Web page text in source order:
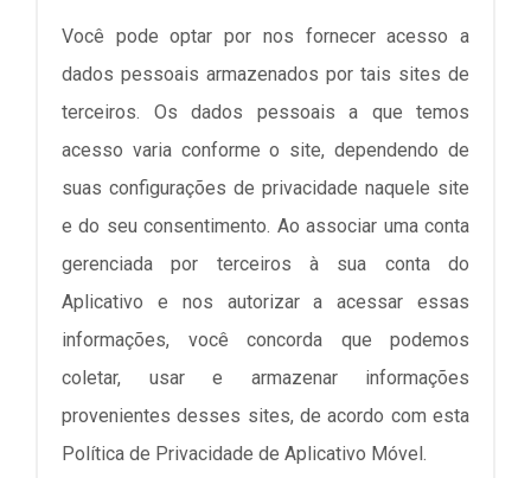
Você pode optar por nos fornecer acesso a
dados pessoais armazenados por tais sites de
terceiros. Os dados pessoais a que temos
acesso varia conforme o site, dependendo de
suas configurações de privacidade naquele site
e do seu consentimento. Ao associar uma conta
gerenciada por terceiros à sua conta do
Aplicativo e nos autorizar a acessar essas
informações, você concorda que podemos
coletar, usar e armazenar informações
provenientes desses sites, de acordo com esta
Política de Privacidade de Aplicativo Móvel.